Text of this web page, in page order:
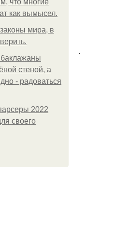
что многие
как вымысел.
мира, в
баклажаны
стеной, а
- радоваться
2022
своего
.